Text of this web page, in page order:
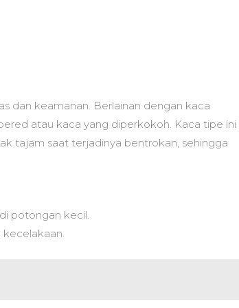
dan keamanan. Berlainan dengan kaca
atau kaca yang diperkokoh. Kaca tipe ini
tajam saat terjadinya bentrokan, sehingga
potongan kecil.